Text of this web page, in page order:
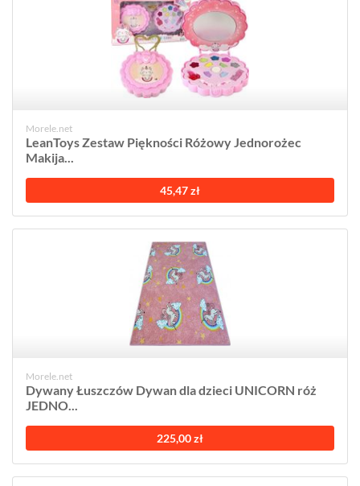
Morele.net
LeanToys Zestaw Piękności Różowy Jednorożec
Makija...
45,47 zł
Morele.net
Dywany Łuszczów Dywan dla dzieci UNICORN róż
JEDNO...
225,00 zł